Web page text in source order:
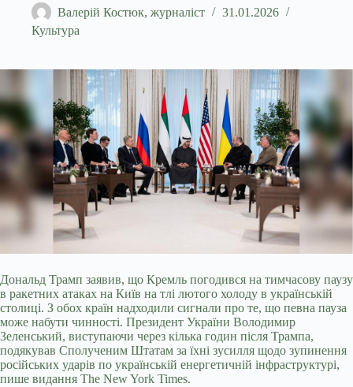
Валерій Костюк, журналіст
31.01.2026
Культура
Дональд Трамп заявив, що Кремль погодився на тимчасову паузу
в ракетних атаках на Київ на тлі лютого холоду в українській
столиці. З обох країн надходили сигнали про те, що певна пауза
може набути чинності. Президент України Володимир
Зеленський, виступаючи через кілька годин після Трампа,
подякував Сполученим Штатам за їхні зусилля щодо зупинення
російських ударів по українській енергетичній інфраструктурі,
пише видання The New York Times.